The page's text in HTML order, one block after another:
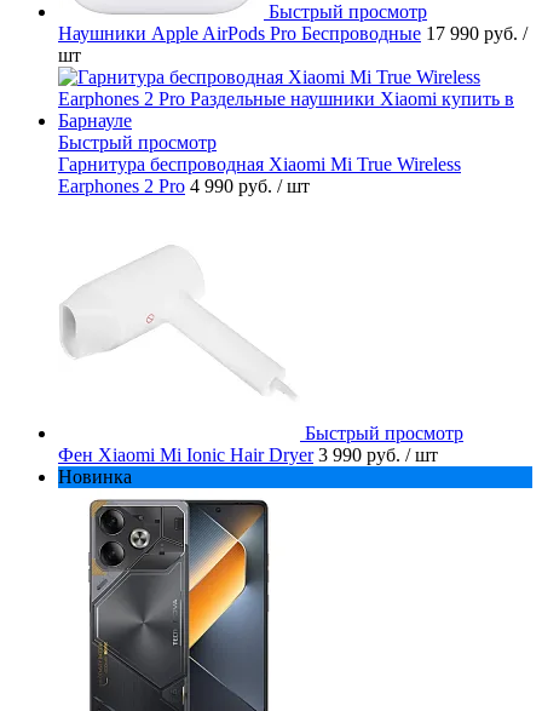
Быстрый просмотр
Наушники Apple AirPods Pro Беспроводные 17 990 руб. /
шт
Быстрый просмотр
Гарнитура беспроводная Xiaomi Mi True Wireless
Earphones 2 Pro 4 990 руб. / шт
Быстрый просмотр
Фен Xiaomi Mi Ionic Hair Dryer 3 990 руб. / шт
Новинка